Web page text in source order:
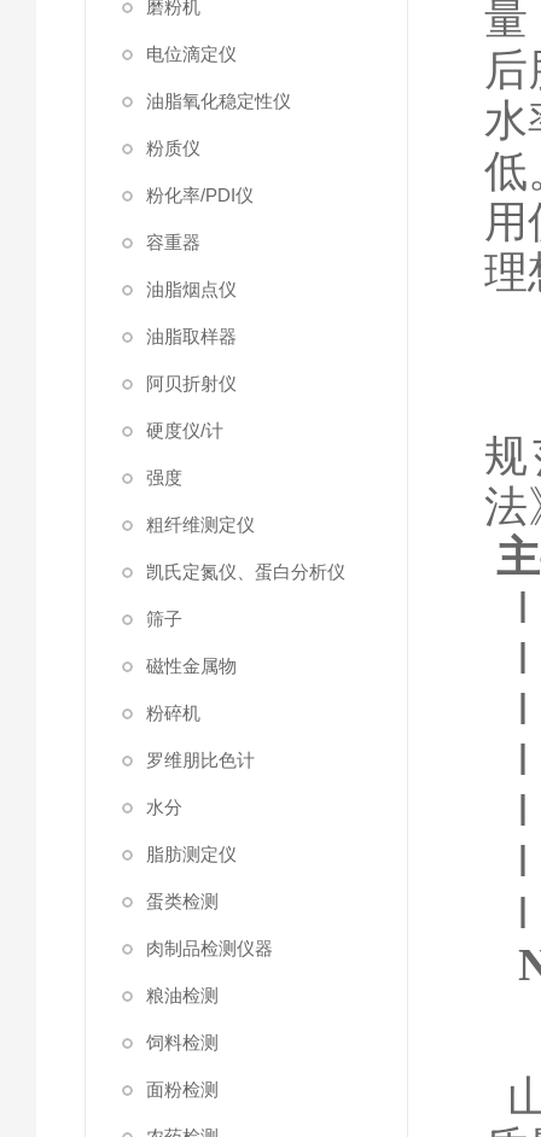
磨粉机
电位滴定仪
油脂氧化稳定性仪
粉质仪
粉化率/PDI仪
容重器
油脂烟点仪
油脂取样器
阿贝折射仪
硬度仪/计
强度
粗纤维测定仪
凯氏定氮仪、蛋白分析仪
筛子
磁性金属物
粉碎机
罗维朋比色计
水分
脂肪测定仪
蛋类检测
肉制品检测仪器
粮油检测
饲料检测
面粉检测
量
水
低
用
理
法
l
l
l
l
l
l